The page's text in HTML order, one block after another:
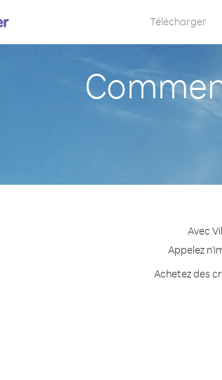
Télécharger
Avec
Appelez
Achetez des